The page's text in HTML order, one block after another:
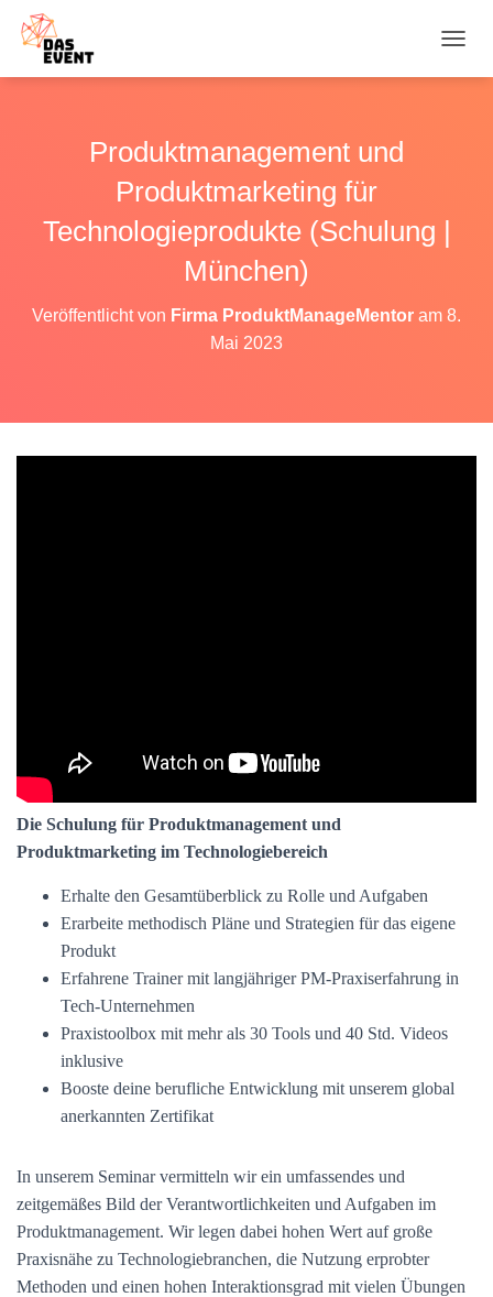
A
S
N
Produktmanagement und
Produktmarketing für
Technologieprodukte (Schulung |
München)
Veröffentlicht von Firma ProduktManageMentor am 8.
Mai 2023
Die Schulung für Produktmanagement und
Produktmarketing im Technologiebereich
Erhalte den Gesamtüberblick zu Rolle und Aufgaben
Erarbeite methodisch Pläne und Strategien für das eigene
Produkt
Erfahrene Trainer mit langjähriger PM-Praxiserfahrung in
Tech-Unternehmen
Praxistoolbox mit mehr als 30 Tools und 40 Std. Videos
inklusive
Booste deine berufliche Entwicklung mit unserem global
anerkannten Zertifikat
In unserem Seminar vermitteln wir ein umfassendes und
zeitgemäßes Bild der Verantwortlichkeiten und Aufgaben im
Produktmanagement. Wir legen dabei hohen Wert auf große
Praxisnähe zu Technologiebranchen, die Nutzung erprobter
Methoden und einen hohen Interaktionsgrad mit vielen Übungen